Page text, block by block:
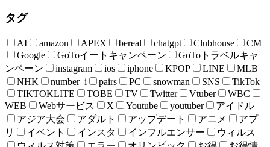
タグ
AI amazon APEX bereal chatgpt Clubhouse
CM
Google
GoToイートキャンペーン
GoToトラベルキャ
ンペーン
instagram ios iphone KPOP LINE
MLB
NHK
number_i pairs PC snowman SNS
TikTok
TIKTOKLITE
TOBE TV Twitter Vtuber
WBC
WEB
Webサービス X Youtube youtuber
アイドル
アジア大会
アダルト アップデート アニメ
アプ
リ
イベント インスタ インフルエンサー
ウィルス